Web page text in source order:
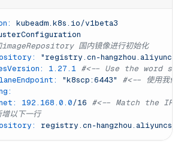
kubeadm.k8s.io/v1beta3
imageRepository 国内镜像进行初始化
"registry.cn-
1.27 .1 #<-- Use the word
"k8scp:6443"
#<-- 使用我们
192.168 .0 .0 /16
#<-- Match the IP
以下一行
registry.cn-